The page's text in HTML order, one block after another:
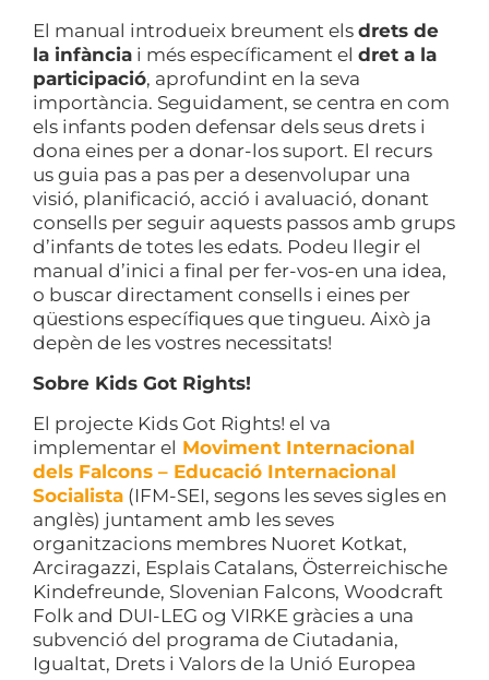
El manual introdueix breument els drets de
la infància i més específicament el dret a la
participació, aprofundint en la seva
importància. Seguidament, se centra en com
els infants poden defensar dels seus drets i
dona eines per a donar-los suport. El recurs
us guia pas a pas per a desenvolupar una
visió, planificació, acció i avaluació, donant
consells per seguir aquests passos amb grups
d’infants de totes les edats. Podeu llegir el
manual d’inici a final per fer-vos-en una idea,
o buscar directament consells i eines per
qüestions específiques que tingueu. Això ja
depèn de les vostres necessitats!
Sobre Kids Got Rights!
El projecte Kids Got Rights! el va
implementar el Moviment Internacional
dels Falcons – Educació Internacional
Socialista (IFM-SEI, segons les seves sigles en
anglès) juntament amb les seves
organitzacions membres Nuoret Kotkat,
Arciragazzi, Esplais Catalans, Österreichische
Kindefreunde, Slovenian Falcons, Woodcraft
Folk and DUI-LEG og VIRKE gràcies a una
subvenció del programa de Ciutadania,
Igualtat, Drets i Valors de la Unió Europea